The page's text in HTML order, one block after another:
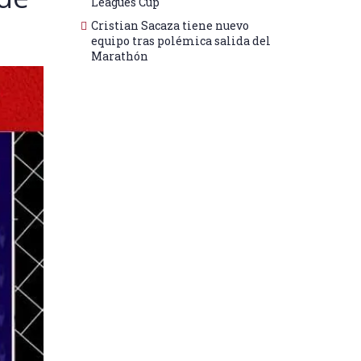
Cristian Sacaza tiene nuevo
equipo tras polémica salida del
Marathón